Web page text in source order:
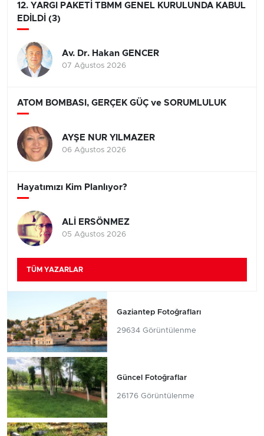
12. YARGI PAKETİ TBMM GENEL KURULUNDA KABUL
EDİLDİ (3)
Av. Dr. Hakan GENCER
07 Ağustos 2026
ATOM BOMBASI, GERÇEK GÜÇ ve SORUMLULUK
AYŞE NUR YILMAZER
06 Ağustos 2026
Hayatımızı Kim Planlıyor?
ALİ ERSÖNMEZ
05 Ağustos 2026
TÜM YAZARLAR
Gaziantep Fotoğrafları
29634 Görüntülenme
Güncel Fotoğraflar
26176 Görüntülenme